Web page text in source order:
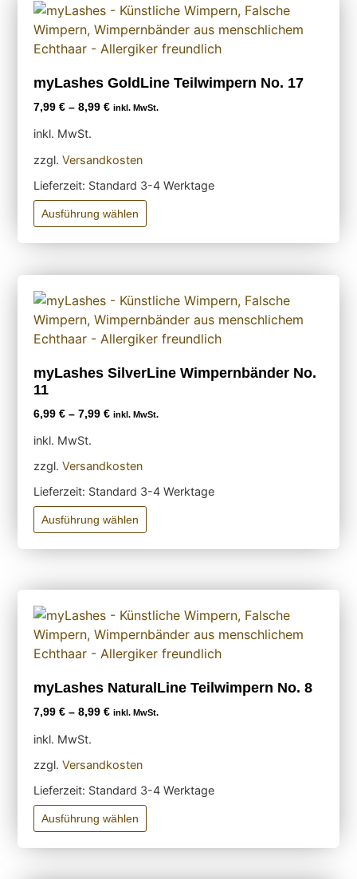
myLashes GoldLine Teilwimpern No. 17
7,99€ –8,99€ inkl. MwSt.
inkl. MwSt.
zzgl.Versandkosten
Lieferzeit: Standard 3-4 Werktage
Ausführung wählen
myLashes SilverLine Wimpernbänder No.
11
6,99€ –7,99€ inkl. MwSt.
inkl. MwSt.
zzgl.Versandkosten
Lieferzeit: Standard 3-4 Werktage
Ausführung wählen
myLashes NaturalLine Teilwimpern No. 8
7,99€ –8,99€ inkl. MwSt.
inkl. MwSt.
zzgl.Versandkosten
Lieferzeit: Standard 3-4 Werktage
Ausführung wählen